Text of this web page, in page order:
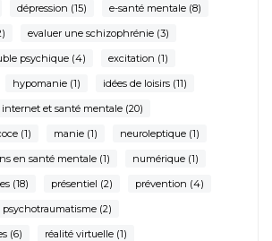
dépression (15) e-santé mentale (8)
evaluer une schizophrénie (3)
psychique (4) excitation (1)
hypomanie (1) idées de loisirs (11)
internet et santé mentale (20)
(1) manie (1) neuroleptique (1)
en santé mentale (1) numérique (1)
(18) présentiel (2) prévention (4)
psychotraumatisme (2)
(6) réalité virtuelle (1)